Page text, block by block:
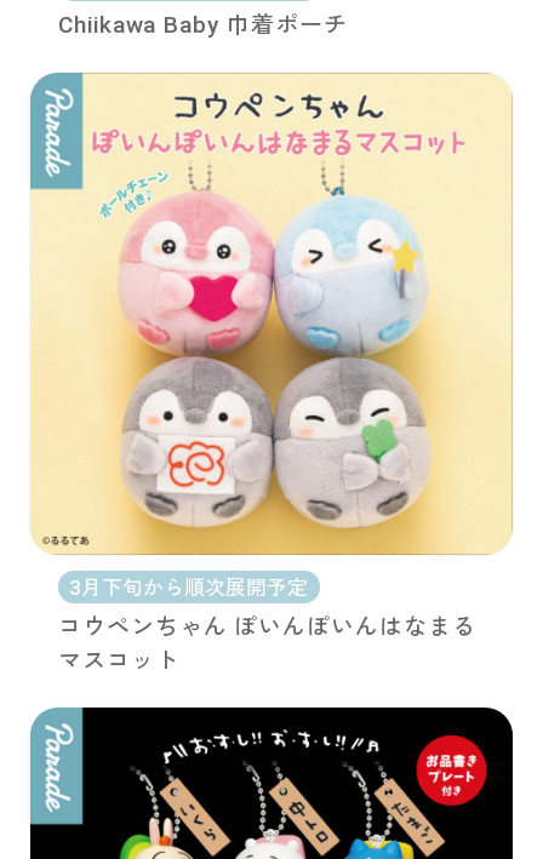
Chiikawa Baby 巾着ポーチ
3月下旬から順次展開予定
コウペンちゃん ぽいんぽいんはなまる
マスコット